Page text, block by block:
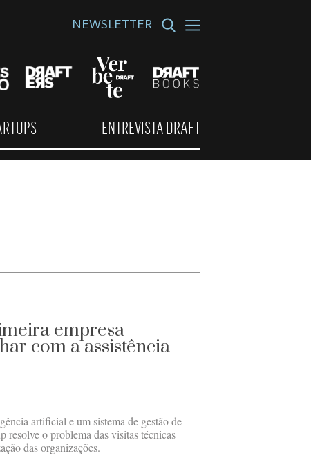
NEWSLETTER
ENTREVISTA DRAFT
empresa
com a assistência
artificial e um sistema de gestão de
resolve o problema das visitas técnicas
das organizações.